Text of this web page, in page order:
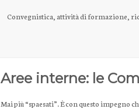
Convegnistica, attività di formazione,
Aree interne: le
Mai più “spaesati”. È con questo impegno